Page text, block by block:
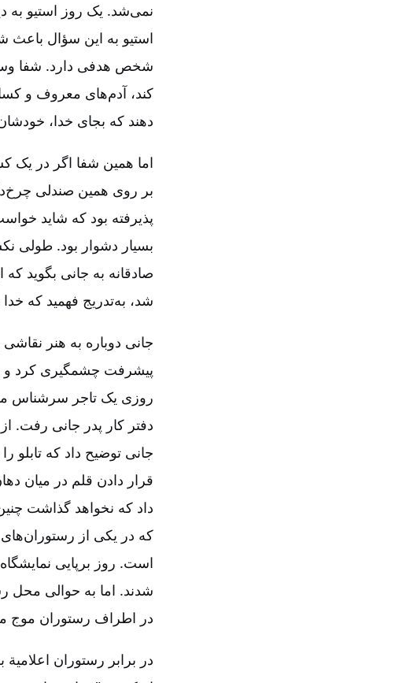
نمی‌شد. یک روز استیو به
استیو به این سؤال
شخص هدفی دارد. شفا
کند، آدم‌های معروف و
دهند که بجای خدا،
اما همین شفا اگر در یک
بر روی همین صندلی
پذیرفته بود که شاید
بسیار دشوار بود. طولی
صادقانه به جانی بگوید
شد، به‌تدریج فهمید که
جانی دوباره به هنر
پیشرفت چشمگیری کرد و
روزی یک تاجر سرشناس
دفتر کار پدر جانی ‌رفت.
جانی توضیح ‌داد که
قرار دادن قلم در میان
داد که نخواهد گذاشت
که در یکی از
است. روز برپایی
شدند. اما به حوالی محل
در اطراف رستوران موج
در برابر رستوران